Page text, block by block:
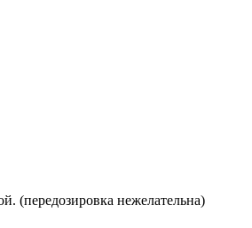
(передозировка нежелательна)